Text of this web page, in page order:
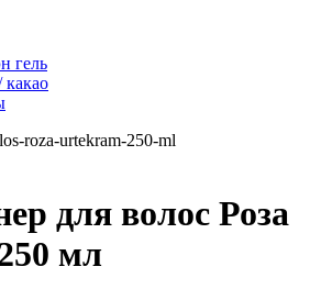
гель
для волос Роза
мл